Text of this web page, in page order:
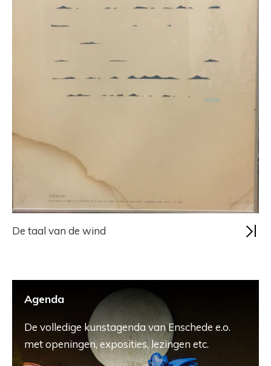
De taal van de wind
Agenda
De volledige kunstagenda van Enschede e.o.
met openingen, exposities, lezingen etc.